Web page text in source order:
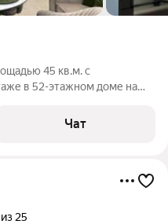
45 кв.м. с
в 52-этажном доме на
Чат
25